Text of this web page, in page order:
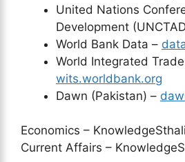
United Nations
Development
World Bank Data –
World Integrated
wits.worldbank.org
Dawn (Pakistan) –
Economics – KnowledgeSthali
Current Affairs –